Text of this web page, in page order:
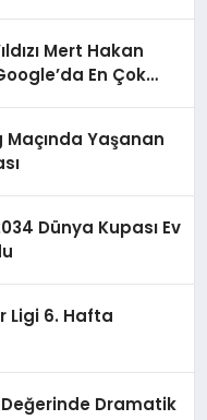
Mert Hakan
En Çok
Maçında Yaşanan
Dünya Kupası Ev
Ligi 6. Hafta
Değerinde Dramatik